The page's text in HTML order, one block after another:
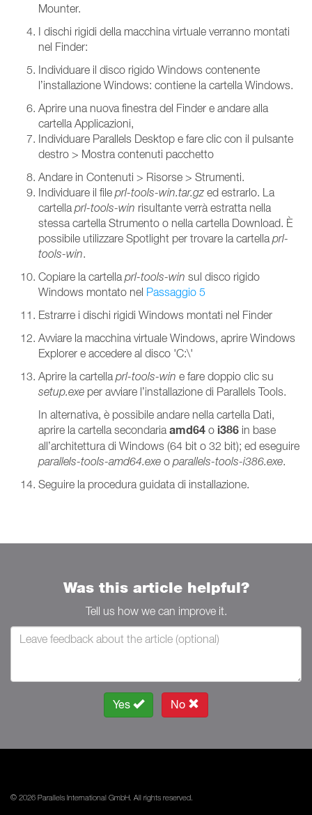
Mounter.
I dischi rigidi della macchina virtuale verranno montati
nel Finder:
Individuare il disco rigido Windows contenente
l’installazione Windows: contiene la cartella Windows.
Aprire una nuova finestra del Finder e andare alla
cartella Applicazioni,
Individuare Parallels Desktop e fare clic con il pulsante
destro > Mostra contenuti pacchetto
Andare in Contenuti > Risorse > Strumenti.
Individuare il file prl-tools-win.tar.gz ed estrarlo. La
cartella prl-tools-win risultante verrà estratta nella
stessa cartella Strumento o nella cartella Download. È
possibile utilizzare Spotlight per trovare la cartella prl-
tools-win.
Copiare la cartella prl-tools-win sul disco rigido
Windows montato nel Passaggio 5
Estrarre i dischi rigidi Windows montati nel Finder
Avviare la macchina virtuale Windows, aprire Windows
Explorer e accedere al disco 'C:\'
Aprire la cartella prl-tools-win e fare doppio clic su
setup.exe per avviare l’installazione di Parallels Tools.
In alternativa, è possibile andare nella cartella Dati,
aprire la cartella secondaria amd64 o i386 in base
all’architettura di Windows (64 bit o 32 bit); ed eseguire
parallels-tools-amd64.exe o parallels-tools-i386.exe.
Seguire la procedura guidata di installazione.
Was this article helpful?
Tell us how we can improve it.
Yes No
© 2026 Parallels International GmbH. All rights reserved.